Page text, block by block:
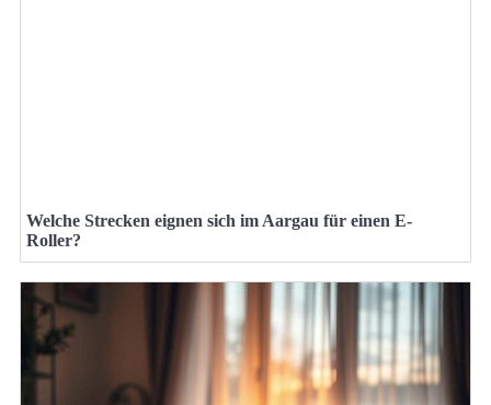
Welche Strecken eignen sich im Aargau für einen E-
Roller?